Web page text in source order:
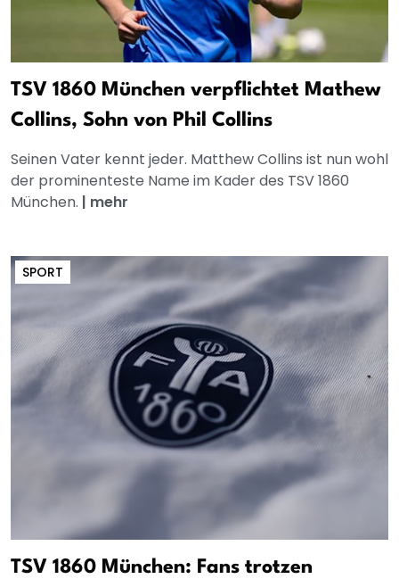
TSV 1860 München verpflichtet Mathew
Collins, Sohn von Phil Collins
Seinen Vater kennt jeder. Matthew Collins ist nun wohl
der prominenteste Name im Kader des TSV 1860
München. | mehr
SPORT
TSV 1860 München: Fans trotzen